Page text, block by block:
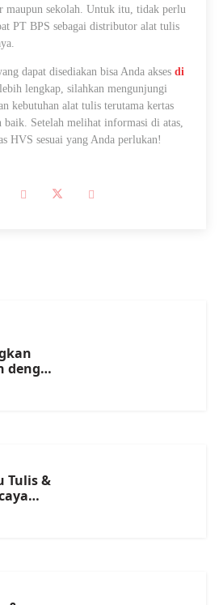
maupun sekolah. Untuk itu, tidak perlu
PT BPS sebagai distributor alat tulis
dapat disediakan bisa Anda aksesdi
lengkap, silahkan mengunjungi
kebutuhan alat tulis terutama kertas
baik. Setelah melihat informasi di atas,
HVSsesuai yang Anda perlukan!
dengan
Tulis &